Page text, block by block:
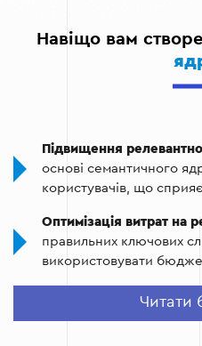
сайту.
через аналіз їхніх
Навіщо вам
Підвищення
основі семантичного
користувачів, що
Оптимізація витрат на
правильних ключових
використовувати
Покращення конверсій:
Читати